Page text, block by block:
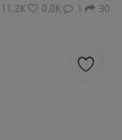
11.2К 0.0К 1 30